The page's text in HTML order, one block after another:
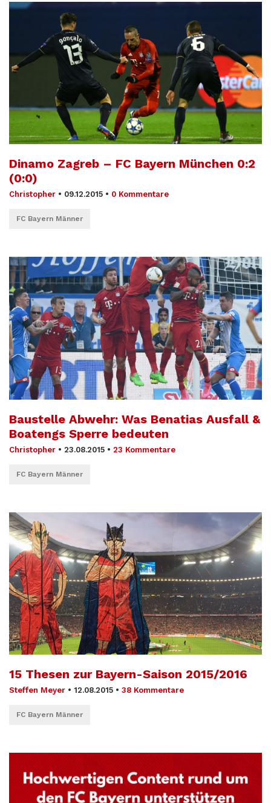
Dinamo Zagreb – FC Bayern München 0:2
(0:0)
Christopher • 09.12.2015 • 0 Kommentare
FC Bayern Männer
Baustelle Abwehr: Was Benatias Ausfall &
Boatengs Sperre bedeuten
Christopher • 23.08.2015 • 23 Kommentare
FC Bayern Männer
15 Thesen zur Bayern-Saison 2015/2016
Steffen Meyer • 12.08.2015 • 38 Kommentare
FC Bayern Männer